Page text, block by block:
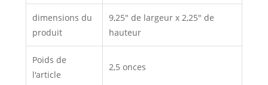
dimensions du
produit
9,25" de largeur x 2,25" de
hauteur
Poids de
l'article
2,5 onces